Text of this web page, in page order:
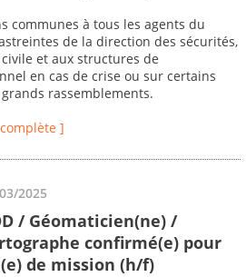
communes à tous les agents du
de la direction des sécurités,
et aux structures de
en cas de crise ou sur certains
rassemblements.
]
2025
/ Géomaticien(ne) /
confirmé(e) pour
de mission (h/f)